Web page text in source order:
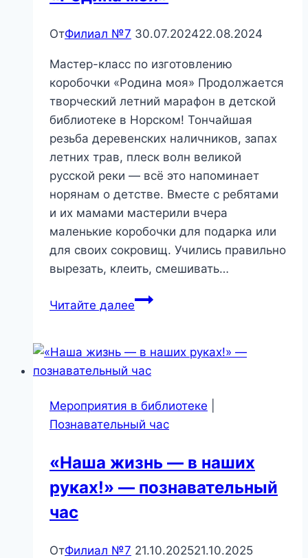
ОтФилиал №7 30.07.202422.08.2024
Мастер-класс по изготовлению
коробочки «Родина моя» Продолжается
творческий летний марафон в детской
библиотеке в Норском! Тончайшая
резьба деревенских наличников, запах
летних трав, плеск волн великой
русской реки — всё это напоминает
норянам о детстве. Вместе с ребятами
и их мамами мастерили вчера
маленькие коробочки для подарка или
для своих сокровищ. Учились правильно
вырезать, клеить, смешивать…
Читайте далееМастер-
изготовлению
коробочки
моя»
Мероприятия в библиотеке
Познавательный час
«Наша жизнь — в наших
руках!» — познавательный
час
ОтФилиал №7 21.10.202521.10.2025